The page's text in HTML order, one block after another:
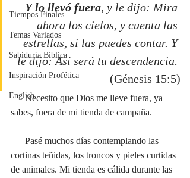
Tiempos Finales
Temas Variados
Sabiduría Bíblica
Inspiración Profética
English
Y lo llevó fuera, y le dijo: Mira
ahora los cielos, y cuenta las
estrellas, si las puedes contar. Y
le dijo: Así será tu descendencia.
(Génesis 15:5)
      Necesito que Dios me lleve fuera, ya
sabes, fuera de mi tienda de campaña.
cortinas teñidas, los troncos y pieles curtidas
de animales. Mi tienda es cálida durante las